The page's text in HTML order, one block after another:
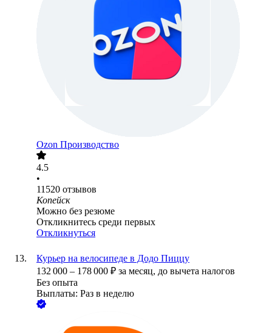
Ozon Производство
4.5
•
11520 отзывов
Копейск
Можно без резюме
Откликнитесь среди первых
Откликнуться
Курьер на велосипеде в Додо Пиццу
132 000 – 178 000 ₽ за месяц, до вычета налогов
Без опыта
Выплаты: Раз в неделю